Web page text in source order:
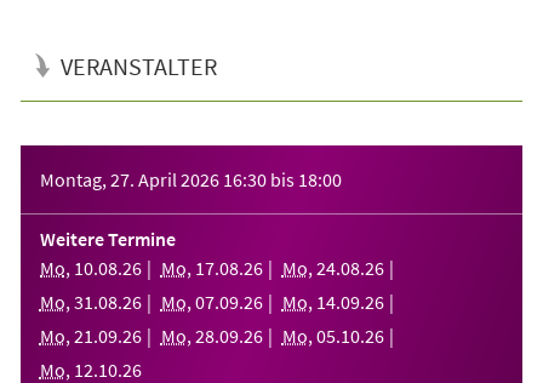
VERANSTALTER
Montag, 27. April 2026 16:30 bis 18:00
Weitere Termine
Mo, 10.08.26 Mo, 17.08.26 Mo, 24.08.26
Mo, 31 .08.26 Mo, 07.09.26 Mo, 14.09.26
Mo, 21 .09.26 Mo, 28.09.26 Mo, 05.10.26
Mo, 12.10.26